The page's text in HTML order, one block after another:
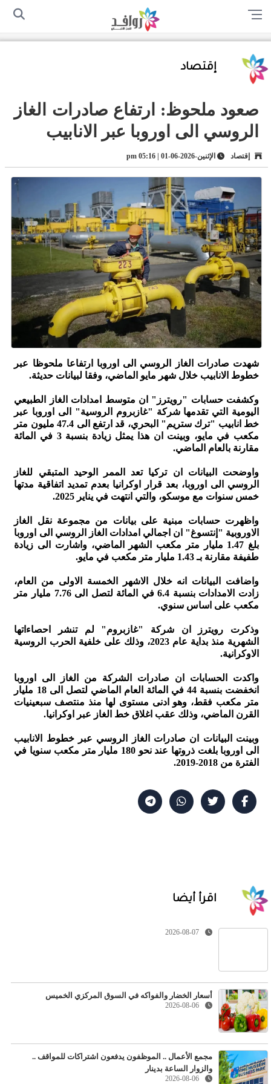
الرئيسية سياسة الخصوصية
إقتصاد
صعود ملحوظ: ارتفاع صادرات الغاز
الروسي الى اوروبا عبر الانابيب
إقتصاد الإثنين-2026-06-01 | 05:16 pm
شهدت صادرات الغاز الروسي الى اوروبا ارتفاعا ملحوظا عبر
خطوط الانابيب خلال شهر مايو الماضي، وفقا لبيانات حديثة.
وكشفت حسابات "رويترز" ان متوسط امدادات الغاز الطبيعي
اليومية التي تقدمها شركة "غازبروم الروسية" الى اوروبا عبر
خط انابيب "ترك ستريم" البحري، قد ارتفع الى 47.4 مليون متر
مكعب في مايو، وبينت ان هذا يمثل زيادة بنسبة 3 في المائة
مقارنة بالعام الماضي.
واوضحت البيانات ان تركيا تعد الممر الوحيد المتبقي للغاز
الروسي الى اوروبا، بعد قرار اوكرانيا بعدم تمديد اتفاقية مدتها
خمس سنوات مع موسكو، والتي انتهت في يناير 2025.
واظهرت حسابات مبنية على بيانات من مجموعة نقل الغاز
الاوروبية "إنتسوغ" ان اجمالي امدادات الغاز الروسي الى اوروبا
بلغ 1.47 مليار متر مكعب الشهر الماضي، واشارت الى زيادة
طفيفة مقارنة بـ 1.43 مليار متر مكعب في مايو.
واضافت البيانات انه خلال الاشهر الخمسة الاولى من العام،
زادت الامدادات بنسبة 6.4 في المائة لتصل الى 7.76 مليار متر
مكعب على اساس سنوي.
وذكرت رويترز ان شركة "غازبروم" لم تنشر احصاءاتها
الشهرية منذ بداية عام 2023، وذلك على خلفية الحرب الروسية
الاوكرانية.
واكدت الحسابات ان صادرات الشركة من الغاز الى اوروبا
انخفضت بنسبة 44 في المائة العام الماضي لتصل الى 18 مليار
متر مكعب فقط، وهو ادنى مستوى لها منذ منتصف سبعينيات
القرن الماضي، وذلك عقب اغلاق خط الغاز عبر اوكرانيا.
وبينت البيانات ان صادرات الغاز الروسي عبر خطوط الانابيب
الى اوروبا بلغت ذروتها عند نحو 180 مليار متر مكعب سنويا في
الفترة من 2018-2019.
اقرأ أيضا
2026-08-07
أسعار الخضار والفواكه في السوق المركزي الخميس
2026-08-06
مجمع الأعمال .. الموظفون يدفعون اشتراكات للمواقف ..
والزوار الساعة بدينار
2026-08-06